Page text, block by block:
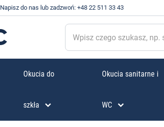
Napisz do nas lub zadzwoń: +48 22 511 33 43
Okucia do
szkła
Okucia sanitarne i
WC